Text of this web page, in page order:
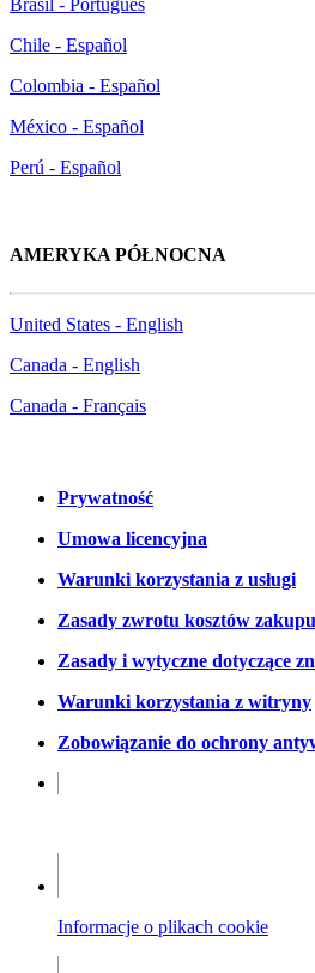
Brasil - Português
Chile - Español
Colombia - Español
México - Español
Perú - Español
AMERYKA PÓŁNOCNA
United States - English
Canada - English
Canada - Français
Prywatność
Umowa licencyjna
Warunki korzystania z usługi
Zasady zwrotu kosztów zakupu
Zasady i wytyczne dotyczące
Warunki korzystania z witryny
Zobowiązanie do ochrony
Informacje o plikach cookie